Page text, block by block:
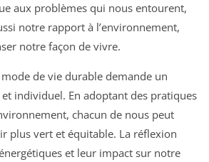
aux problèmes qui nous entourent,
notre rapport à l’environnement,
notre façon de vivre.
de vie durable demande un
individuel. En adoptant des pratiques
chacun de nous peut
plus vert et équitable. La réflexion
et leur impact sur notre